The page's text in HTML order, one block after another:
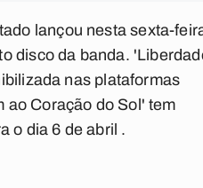
lançou nesta sexta-
disco da banda.
nas plataformas
ao Coração do Sol' tem
o dia 6 de abril .